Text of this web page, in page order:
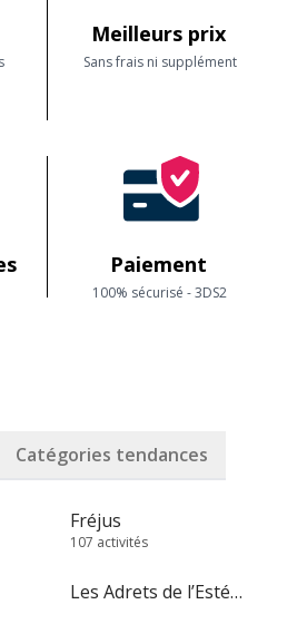
Meilleurs prix
Sans frais ni supplément
Paiement
100% sécurisé - 3DS2
Catégories tendances
Fréjus
107 activités
Les Adrets de l’Estérel